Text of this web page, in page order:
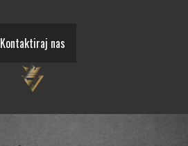
Kontaktiraj nas